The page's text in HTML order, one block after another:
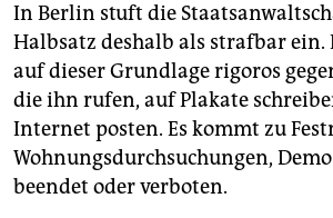
In Berlin stuft die
Halbsatz deshalb als strafbar ein.
auf dieser Grundlage rigoros
die ihn rufen, auf Plakate
Internet posten. Es kommt zu
Wohnungsdurchsuchungen,
beendet oder verboten.